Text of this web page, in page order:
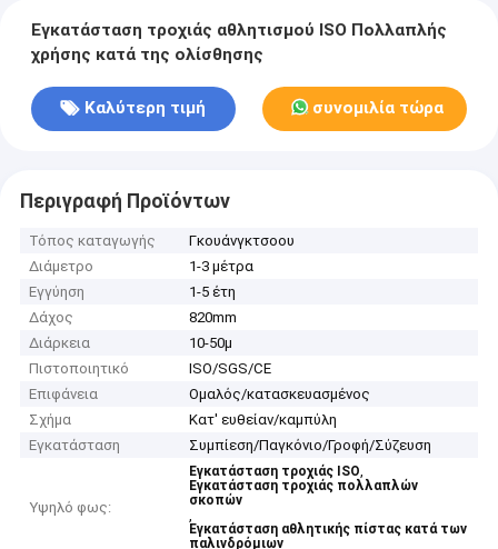
Εγκατάσταση τροχιάς αθλητισμού ISO Πολλαπλής
χρήσης κατά της ολίσθησης
Καλύτερη τιμή συνομιλία τώρα
Περιγραφή Προϊόντων
Τόπος καταγωγής
Γκουάνγκτσοου
Διάμετρο
1-3 μέτρα
Εγγύηση
1-5 έτη
Δάχος
820mm
Διάρκεια
10-50μ
Πιστοποιητικό
ISO/SGS/CE
Επιφάνεια
Ομαλός/κατασκευασμένος
Σχήμα
Κατ' ευθείαν/καμπύλη
Εγκατάσταση
Συμπίεση/Παγκόνιο/Γροφή/Σύζευση
Υψηλό φως:
Εγκατάσταση τροχιάς ISO,
Εγκατάσταση τροχιάς πολλαπλών
σκοπών
,
Εγκατάσταση αθλητικής πίστας κατά των
παλινδρόμιων